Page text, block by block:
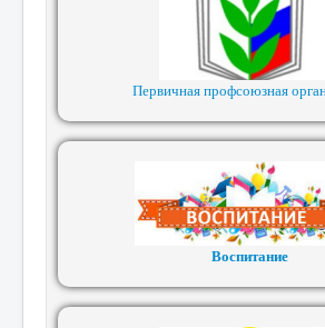
Первичная профсоюзная
Воспитание